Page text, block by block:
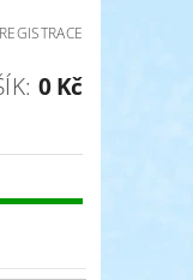
REGISTRACE
0 Kč